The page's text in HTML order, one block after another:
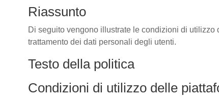
Riassunto
Di seguito vengono illustrate le condizioni di
trattamento dei dati personali degli utenti.
Testo della politica
Condizioni di utilizzo delle